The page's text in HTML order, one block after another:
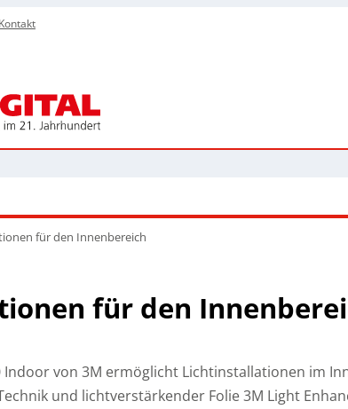
Kontakt
für den Innenbereich
für den
Indoor von 3M ermöglicht Lichtinstallationen im
und lichtverstärkender Folie 3M Light